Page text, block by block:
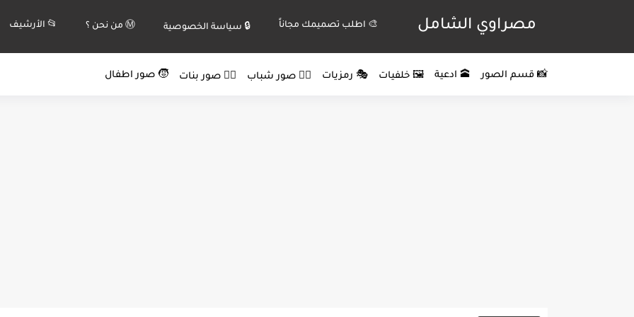
مصراوي الشامل 🎨 اطلب تصميمك مجاناً 🔒 سياسة الخصوصية Ⓜ️ من نحن ؟ 📂 الأرشيف
📸 قسم الصور 🕋 ادعية 🖼️ خلفيات 🎭 رمزيات 🙍‍♂️ صور شباب 🙍‍♀️ صور بنات 🧒 صور اطفال